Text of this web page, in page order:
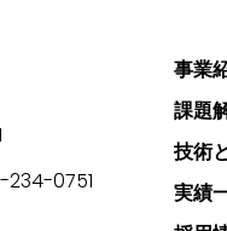
234-0751
事業
課題
技術
実績